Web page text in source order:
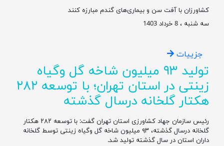
کشاورزان با آفت سن و بیماری‌های گندم مبارزه کنند
سه شنبه ، 8 خرداد 1403
جزییات
تولید ۹۳ میلیون شاخه گل وگیاه
زینتی در استان تهران؛ با توسعه ۲۸۲
هکتار گلخانه درسال گذشته
رئیس سازمان جهاد کشاورزی استان تهران گفت: با توسعه ۲۸۲ هکتار
گلخانه درسال گذشته، ۹۳ میلیون شاخه گل وگیاه زینتی توسط گلخانه
داران استان در سال گذشته تولید شد.